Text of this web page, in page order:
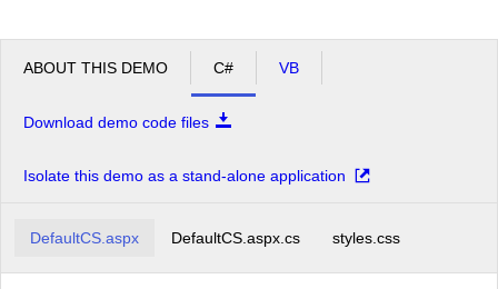
ABOUT THIS DEMO C# VB
Download demo code files
Isolate this demo as a stand-alone application
DefaultCS.aspx DefaultCS.aspx.cs styles.css